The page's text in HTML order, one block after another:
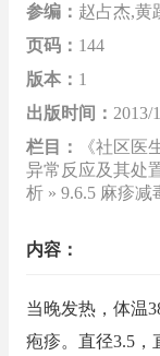
参编： 赵占杰,黄
页码： 144
版本： 1
出版时间： 2013/
栏目：
《社区医
异常反应及其处
析 » 9.6.5 麻疹减
内容：
当晚发热，体温
疱疹。直径3.5，